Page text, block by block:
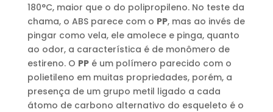
180°C, maior que o do polipropileno. No teste da
chama, o ABS parece com o PP, mas ao invés de
pingar como vela, ele amolece e pinga, quanto
ao odor, a característica é de monômero de
estireno. O PPé um polímero parecido com o
polietileno em muitas propriedades, porém, a
presença de um grupo metil ligado a cada
átomo de carbono alternativo do esqueleto é o